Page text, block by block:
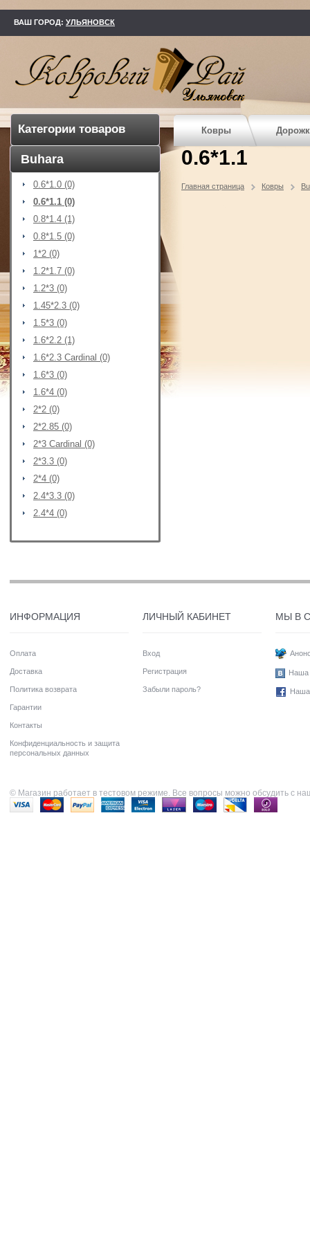
ВАШ ГОРОД: УЛЬЯНОВСК
Категории товаров Ковры
Buhara
0.6*1.0 (0)
0.6*1.1 (0)
0.8*1.4 (1)
0.8*1.5 (0)
1*2 (0)
1.2*1.7 (0)
1.2*3 (0)
1.45*2.3 (0)
1.5*3 (0)
1.6*2.2 (1)
1.6*2.3 Cardinal (0)
1.6*3 (0)
1.6*4 (0)
2*2 (0)
2*2.85 (0)
2*3 Cardinal (0)
2*3.3 (0)
2*4 (0)
2.4*3.3 (0)
2.4*4 (0)
0.6*1.1
Главная страница Ковры
ИНФОРМАЦИЯ
Оплата
Доставка
Политика возврата
Гарантии
Контакты
Конфиденциальность и защита
персональных данных
ЛИЧНЫЙ КАБИНЕТ
Вход
Регистрация
Забыли пароль?
МЫ В
Наша
Наша
© Магазин работает в тестовом режиме. Все вопросы можно обсудить с